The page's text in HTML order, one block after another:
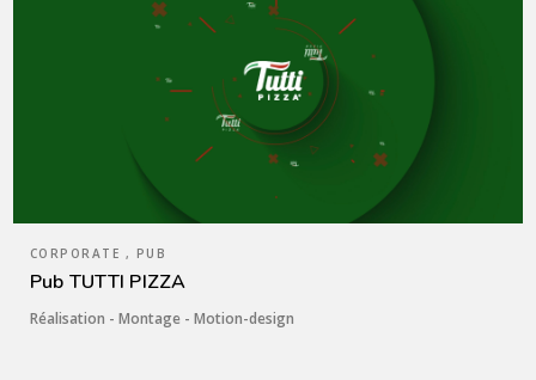
CORPORATE , PUB
Pub TUTTI PIZZA
Réalisation - Montage - Motion-design